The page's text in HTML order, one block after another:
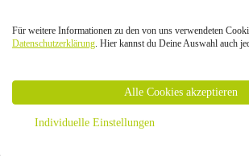
Geschenkkarten
Bücher Kleintier
Snacks
Krallen- & Fellpflege
Für weitere Informationen zu den von uns verwendeten
Datenschutzerklärung. Hier kannst du Deine Auswahl auch
Alle Cookies akzeptieren
Individuelle Einstellungen